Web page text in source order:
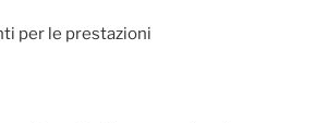
per le prestazioni